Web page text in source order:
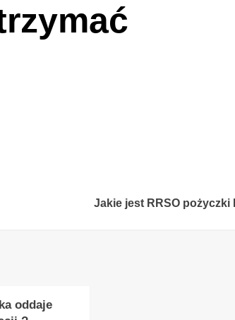
Jakie jest RRSO pożyczki
oddaje